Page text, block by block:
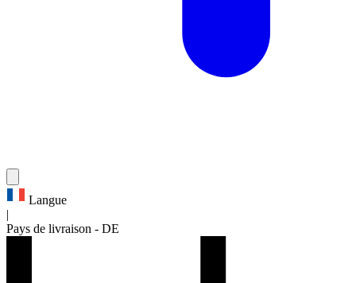
Langue
Pays de livraison - DE